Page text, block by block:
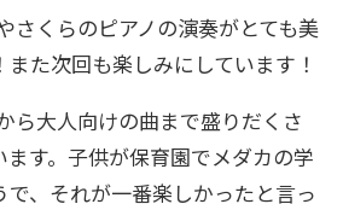
くらのピアノの演奏がとても美
また次回も楽しみにしています！
ら大人向けの曲まで盛りだくさ
ます。子供が保育園でメダカの学
、それが一番楽しかったと言っ